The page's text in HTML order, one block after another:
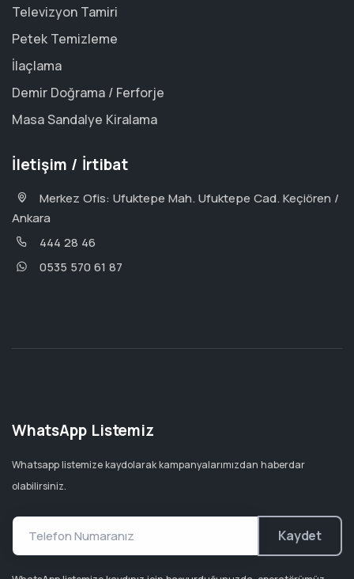
Televizyon Tamiri
Petek Temizleme
İlaçlama
Demir Doğrama / Ferforje
Masa Sandalye Kiralama
İletişim / İrtibat
Merkez Ofis: Ufuktepe Mah. Ufuktepe Cad. Keçiören /
Ankara
444 28 46
0535 570 61 87
WhatsApp Listemiz
Whatsapp listemize kaydolarak kampanyalarımızdan haberdar
olabilirsiniz.
Kaydet